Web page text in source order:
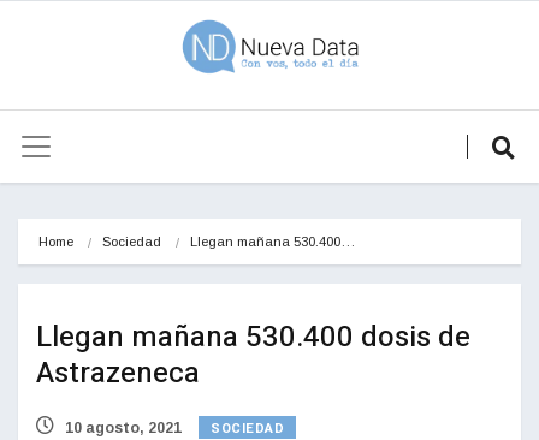
Home Sociedad Llegan mañana 530.400…
Llegan mañana 530.400 dosis de
Astrazeneca
10 agosto, 2021 SOCIEDAD